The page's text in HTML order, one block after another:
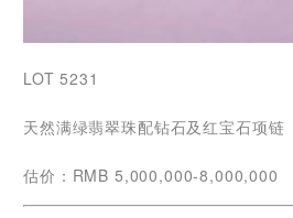
LOT 5231
天然满绿翡翠珠配钻石及红宝石项链
估价：RMB 5,000,000-8,000,000